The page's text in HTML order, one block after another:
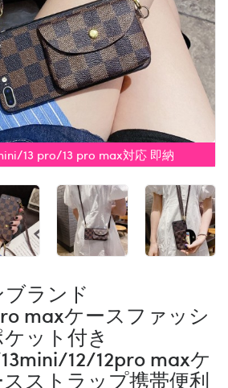
13 pro/13 pro max対応 即納
ランド
maxケースファッシ
ット付き
12/12pro maxケ
ストラップ携帯便利